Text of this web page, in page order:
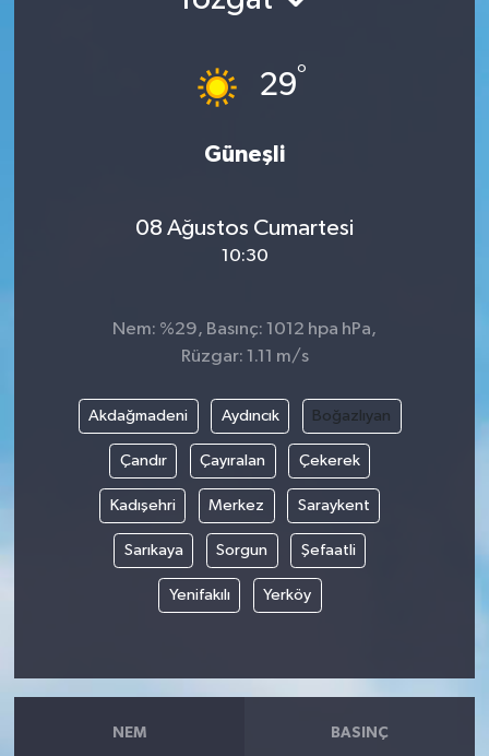
29°
Güneşli
08 Ağustos Cumartesi
10:30
Nem: %29, Basınç: 1012 hpa hPa,
Rüzgar: 1.11 m/s
Akdağmadeni Aydıncık Boğazlıyan
Çandır Çayıralan Çekerek
Kadışehri Merkez Saraykent
Sarıkaya Sorgun Şefaatli
Yenifakılı Yerköy
NEM BASINÇ
Sağlık
Son Dakika
Yaşam